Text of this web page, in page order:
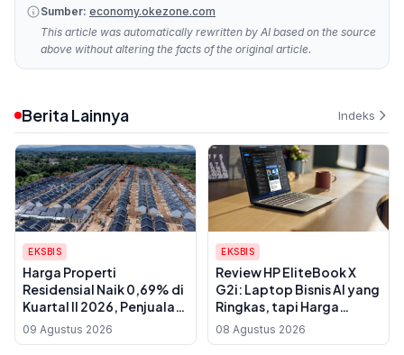
Sumber: economy.okezone.com
This article was automatically rewritten by AI based on the source
above without altering the facts of the original article.
Berita Lainnya Indeks
EKSBIS
Harga Properti
Residensial Naik 0,69% di
Kuartal II 2026, Penjualan
Rumah Mulai Membaik
09 Agustus 2026
EKSBIS
Review HP EliteBook X
G2i: Laptop Bisnis AI yang
Ringkas, tapi Harga
Premiumnya Perlu
Dipertimbangkan
08 Agustus 2026